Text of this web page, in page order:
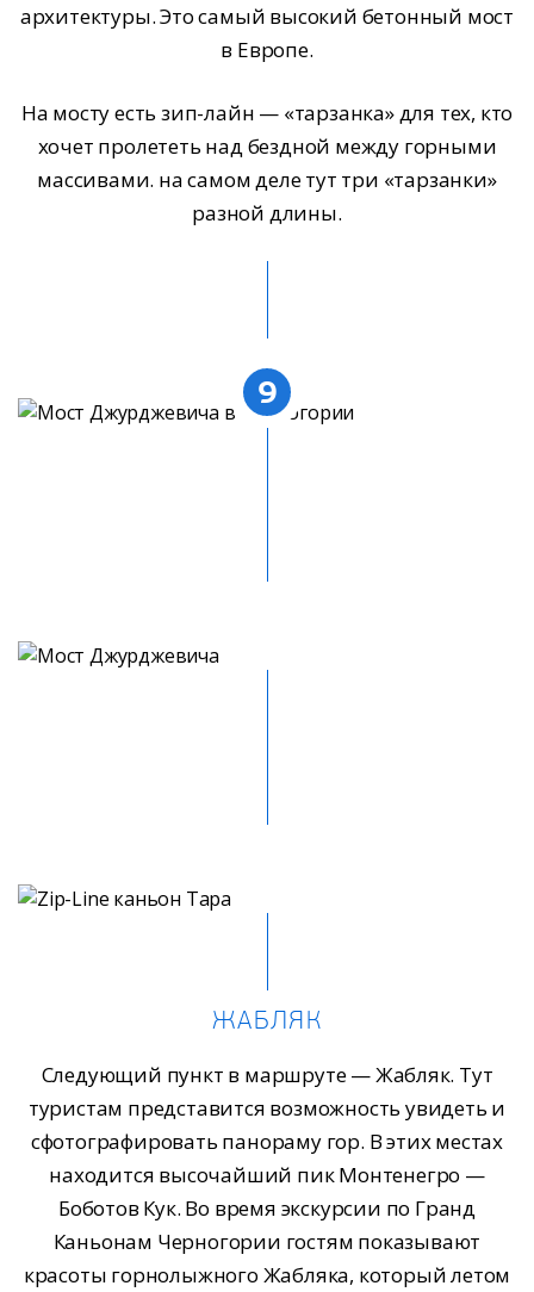
архитектуры. Это самый высокий бетонный мост
в Европе.
На мосту есть зип-лайн — «тарзанка» для тех, кто
хочет пролететь над бездной между горными
массивами. на самом деле тут три «тарзанки»
разной длины.
9
ЖАБЛЯК
Следующий пункт в маршруте — Жабляк. Тут
туристам представится возможность увидеть и
сфотографировать панораму гор. В этих местах
находится высочайший пик Монтенегро —
Боботов Кук. Во время экскурсии по Гранд
Каньонам Черногории гостям показывают
красоты горнолыжного Жабляка, который летом